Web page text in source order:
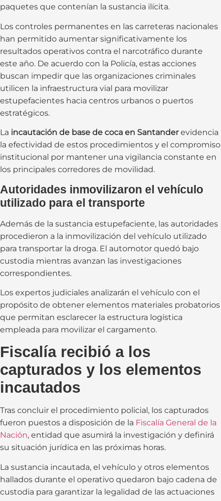
paquetes que contenían la sustancia ilícita.
Los controles permanentes en las carreteras nacionales
han permitido aumentar significativamente los
resultados operativos contra el narcotráfico durante
este año. De acuerdo con la Policía, estas acciones
buscan impedir que las organizaciones criminales
utilicen la infraestructura vial para movilizar
estupefacientes hacia centros urbanos o puertos
estratégicos.
La incautación de base de coca en Santanderevidencia
la efectividad de estos procedimientos y el compromiso
institucional por mantener una vigilancia constante en
los principales corredores de movilidad.
Autoridades inmovilizaron el vehículo
utilizado para el transporte
Además de la sustancia estupefaciente, las autoridades
procedieron a la inmovilización del vehículo utilizado
para transportar la droga. El automotor quedó bajo
custodia mientras avanzan las investigaciones
correspondientes.
Los expertos judiciales analizarán el vehículo con el
propósito de obtener elementos materiales probatorios
que permitan esclarecer la estructura logística
empleada para movilizar el cargamento.
Fiscalía recibió a los
capturados y los elementos
incautados
Tras concluir el procedimiento policial, los capturados
fueron puestos a disposición de la Fiscalía General de la
Nación, entidad que asumirá la investigación y definirá
su situación jurídica en las próximas horas.
La sustancia incautada, el vehículo y otros elementos
hallados durante el operativo quedaron bajo cadena de
custodia para garantizar la legalidad de las actuaciones